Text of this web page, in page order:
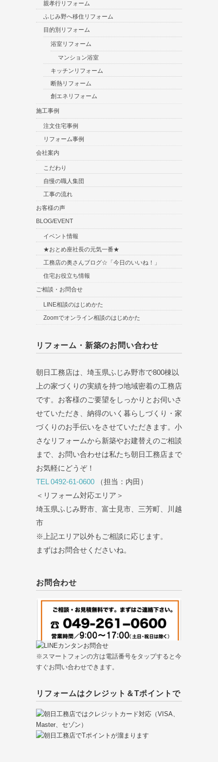
親孝行リフォーム
ふじみ野へ移住リフォーム
目的別リフォーム
浴室リフォーム
マンション浴室
キッチンリフォーム
断熱リフォーム
創エネリフォーム
施工事例
注文住宅事例
リフォーム事例
会社案内
こだわり
自慢の職人集団
工事の流れ
お客様の声
BLOG/EVENT
イベント情報
★おとめ座社長の元気一番★
工務店の奥さんブログ☆「今日のいいね！」
住宅お役立ち情報
ご相談・お問合せ
LINE相談のはじめかた
Zoomでオンライン相談のはじめかた
リフォーム・新築のお問い合わせ
朝日工務店は、埼玉県ふじみ野市で800棟以
上の家づくりの実績を持つ地域密着の工務店
です。お客様のご要望をしっかりとお伺いさ
せていただき、納得のいく暮らしづくり・家
づくりのお手伝いをさせていただきます。小
さなリフォームから新築やお建替えのご相談
まで、お問い合わせは私たち朝日工務店まで
お気軽にどうぞ！
TEL 0492-61-0600 （担当：内田）
＜リフォーム対応エリア＞
埼玉県ふじみ野市、富士見市、三芳町、川越
市
※上記エリア以外もご相談に応じます。
まずはお問合せくださいね。
お問合わせ
※スマートフォンの方は電話番号をタップすると今
すぐお問い合わせできます。
リフォームはクレジット＆Tポイントで